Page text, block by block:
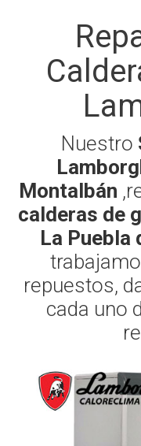
Nuestro
Montalbán
calderas de
La Puebla
repuestos,
cada uno